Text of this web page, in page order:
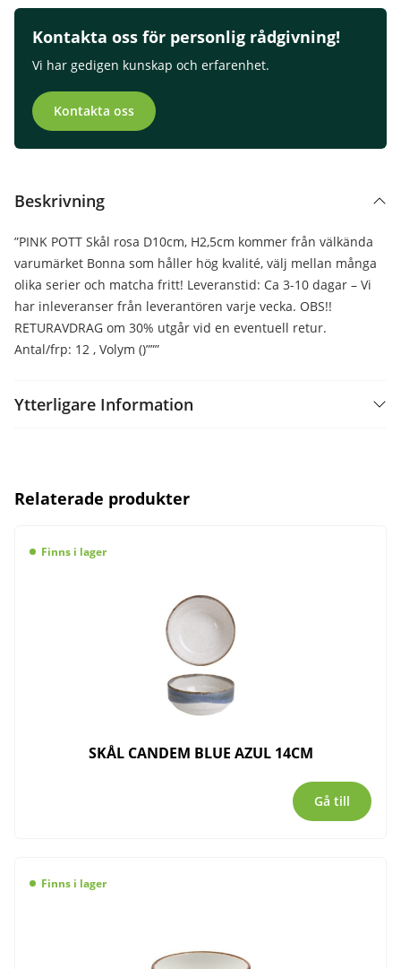
Kontakta oss för personlig rådgivning!
Vi har gedigen kunskap och erfarenhet.
Kontakta oss
Beskrivning
”PINK POTT Skål rosa D10cm, H2,5cm kommer från välkända
varumärket Bonna som håller hög kvalité, välj mellan många
olika serier och matcha fritt! Leveranstid: Ca 3-10 dagar – Vi
har inleveranser från leverantören varje vecka. OBS!!
RETURAVDRAG om 30% utgår vid en eventuell retur.
Antal/frp: 12 , Volym ()”””
Ytterligare Information
Relaterade produkter
Finns i lager
SKÅL CANDEM BLUE AZUL 14CM
Gå till
Finns i lager